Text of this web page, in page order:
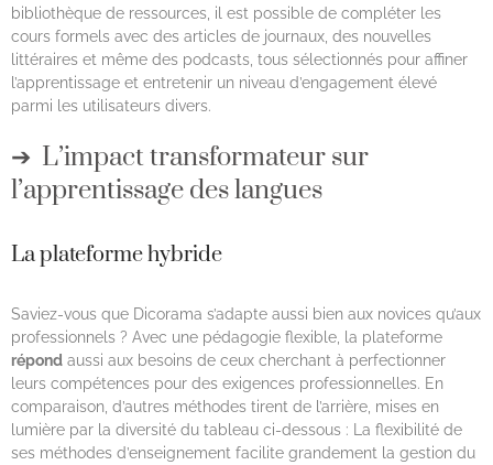
bibliothèque de ressources, il est possible de compléter les
cours formels avec des articles de journaux, des nouvelles
littéraires et même des podcasts, tous sélectionnés pour affiner
l’apprentissage et entretenir un niveau d’engagement élevé
parmi les utilisateurs divers.
L’impact transformateur sur
l’apprentissage des langues
La plateforme hybride
Saviez-vous que Dicorama s’adapte aussi bien aux novices qu’aux
professionnels ? Avec une pédagogie flexible, la plateforme
répond aussi aux besoins de ceux cherchant à perfectionner
leurs compétences pour des exigences professionnelles. En
comparaison, d’autres méthodes tirent de l’arrière, mises en
lumière par la diversité du tableau ci-dessous : La flexibilité de
ses méthodes d’enseignement facilite grandement la gestion du